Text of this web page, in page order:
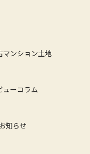
マンション土地
ューコラム
お知らせ